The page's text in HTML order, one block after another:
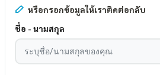
หรือกรอกข้อมูลให้เราติดต่อกลับ
ชื่อ - นามสกุล